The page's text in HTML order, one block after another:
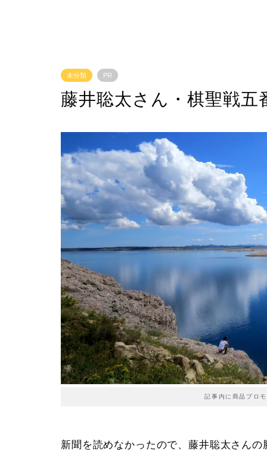
未分類 PR
藤井聡太さん・棋聖戦五
記事内に商品プロ
新聞を読めなかったので、藤井聡太さん